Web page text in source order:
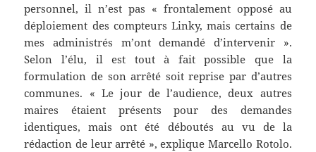
personnel, il n’est pas « frontalement opposé au
déploiement des compteurs Linky, mais certains de
mes administrés m’ont demandé d’intervenir ».
Selon l’élu, il est tout à fait possible que la
formulation de son arrêté soit reprise par d’autres
communes. « Le jour de l’audience, deux autres
maires étaient présents pour des demandes
identiques, mais ont été déboutés au vu de la
rédaction de leur arrêté », explique Marcello Rotolo.